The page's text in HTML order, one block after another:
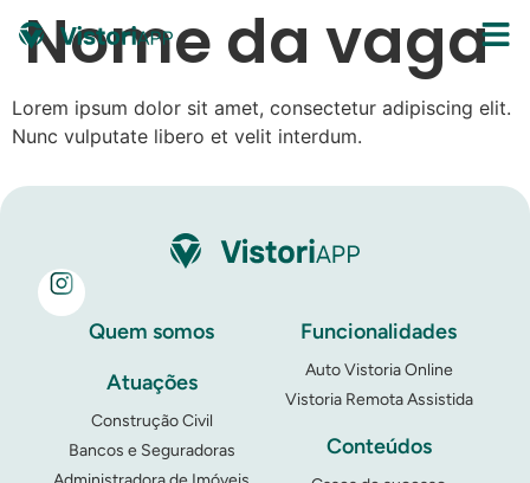
Nome da vaga
Lorem ipsum dolor sit amet, consectetur adipiscing elit.
Nunc vulputate libero et velit interdum.
Quem somos
Atuações
Construção Civil
Bancos e Seguradoras
Funcionalidades
Auto Vistoria Online
Vistoria Remota Assistida
Conteúdos